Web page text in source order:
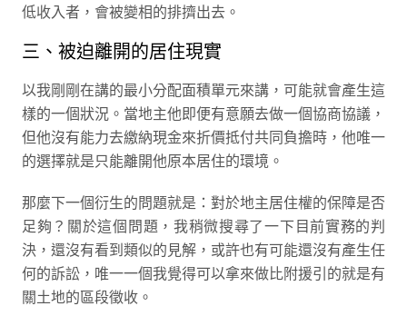
低收入者，會被變相的排擠出去。
三、被迫離開的居住現實
以我剛剛在講的最小分配面積單元來講，可能就會產生這
樣的一個狀況。當地主他即便有意願去做一個協商協議，
但他沒有能力去繳納現金來折價抵付共同負擔時，他唯一
的選擇就是只能離開他原本居住的環境。
那麼下一個衍生的問題就是：對於地主居住權的保障是否
足夠？關於這個問題，我稍微搜尋了一下目前實務的判
決，還沒有看到類似的見解，或許也有可能還沒有產生任
何的訴訟，唯一一個我覺得可以拿來做比附援引的就是有
關土地的區段徵收。